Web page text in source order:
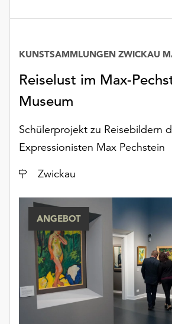
Reiselust im Max-
Museum
Schülerprojekt zu Reisebildern
Expressionisten Max Pechstein
Ort
Zwickau
ANGEBOT